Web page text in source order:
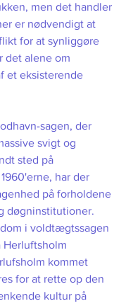
men det handler
er nødvendigt at
for at synliggøre
det alene om
et eksisterende
sagen, der
svigt og
sted på
har der
på forholdene
døgninstitutioner.
i voldtægtssagen
Herluftsholm
kommet
for at rette op den
kultur på